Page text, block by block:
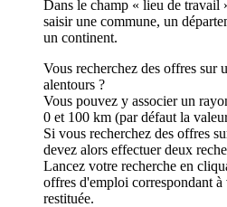
Dans le champ « lieu de travail
saisir une commune, un
un continent.
Vous recherchez des offres sur
alentours ?
Vous pouvez y associer un
0 et 100 km (par défaut la
Si vous recherchez des offres
devez alors effectuer deux
Lancez votre recherche en
offres d'emploi correspondant à
restituée.